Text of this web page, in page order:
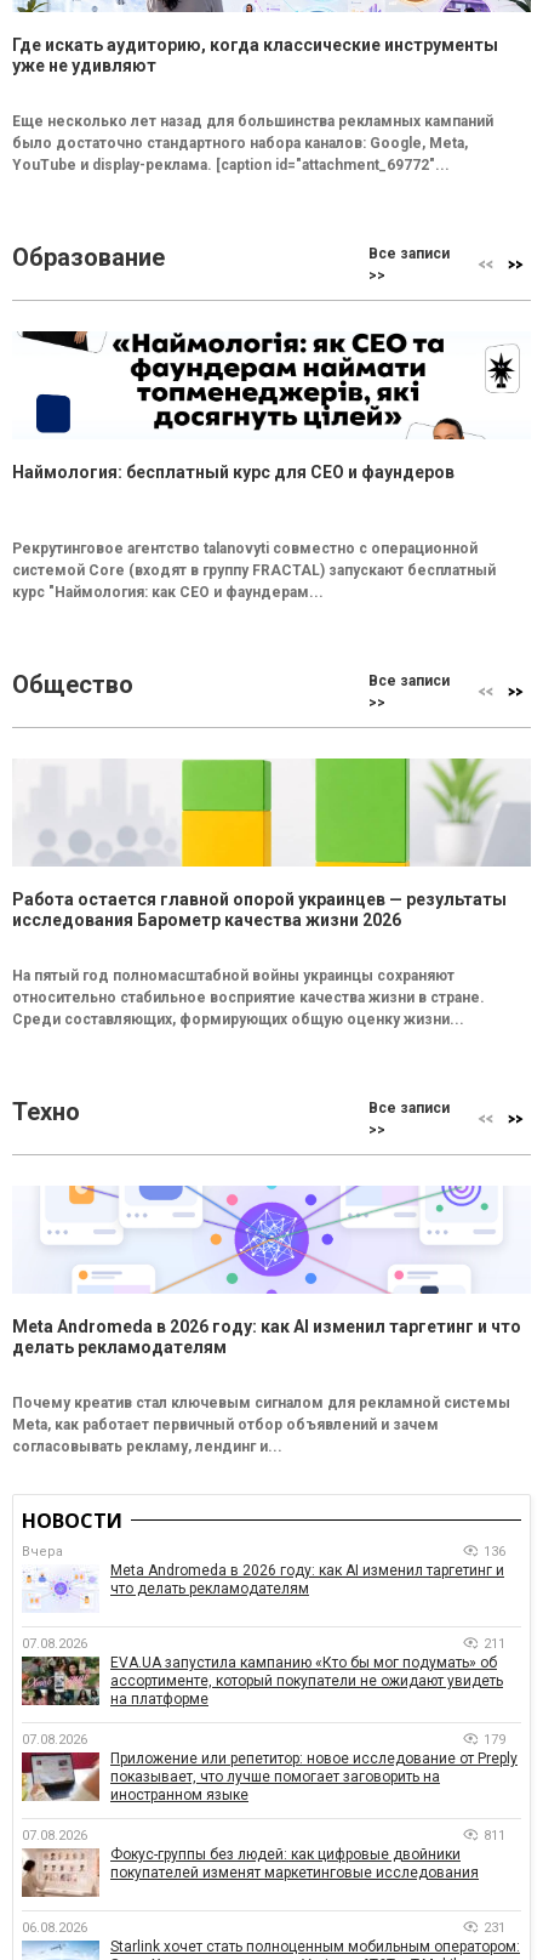
Где искать аудиторию, когда классические инструменты
уже не удивляют
Еще несколько лет назад для большинства рекламных кампаний
было достаточно стандартного набора каналов: Google, Meta,
YouTube и display-реклама. [caption id="attachment_69772"...
Образование
Все записи
>>
Наймология: бесплатный курс для CEO и фаундеров
Рекрутинговое агентство talanovyti совместно с операционной
системой Core (входят в группу FRACTAL) запускают бесплатный
курс "Наймология: как СEO и фаундерам...
Общество
Все записи
>>
Работа остается главной опорой украинцев — результаты
исследования Барометр качества жизни 2026
На пятый год полномасштабной войны украинцы сохраняют
относительно стабильное восприятие качества жизни в стране.
Среди составляющих, формирующих общую оценку жизни...
Техно
Все записи
>>
Meta Andromeda в 2026 году: как AI изменил таргетинг и что
делать рекламодателям
Почему креатив стал ключевым сигналом для рекламной системы
Meta, как работает первичный отбор объявлений и зачем
согласовывать рекламу, лендинг и...
НОВОСТИ
Вчера 136
Meta Andromeda в 2026 году: как AI изменил таргетинг и
что делать рекламодателям
07.08.2026 211
EVA.UA запустила кампанию «Кто бы мог подумать» об
ассортименте, который покупатели не ожидают увидеть
на платформе
07.08.2026 179
Приложение или репетитор: новое исследование от Preply
показывает, что лучше помогает заговорить на
иностранном языке
07.08.2026 811
Фокус-группы без людей: как цифровые двойники
покупателей изменят маркетинговые исследования
06.08.2026 231
Starlink хочет стать полноценным мобильным оператором: